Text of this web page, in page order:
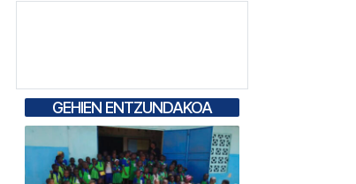
GEHIEN ENTZUNDAKOA